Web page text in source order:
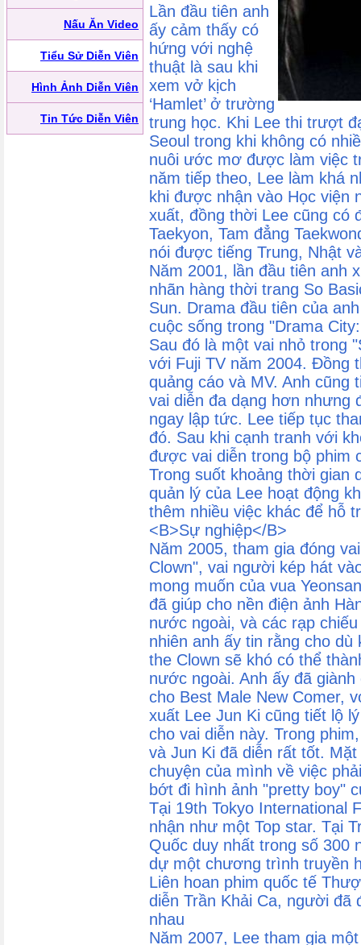
Nấu Ăn Video
Tiểu Sử Diễn Viên
Hình Ảnh Diễn Viên
Tin Tức Diễn Viên
Lần đầu tiên anh
ấy cảm thấy có
hứng với nghệ
thuật là sau khi
xem vở kịch
‘Hamlet’ ở trường
trung học. Khi Lee thi trượt
Seoul trong khi không có
nuôi ước mơ được làm việc
năm tiếp theo, Lee làm khá
khi được nhận vào Học viện
xuất, đồng thời Lee cũng có
Taekyon, Tam đẳng
nói được tiếng Trung, Nhật
Năm 2001, lần đầu tiên anh
nhãn hàng thời trang So
Sun. Drama đầu tiên của
cuộc sống trong "Drama
Sau đó là một vai nhỏ trong
với Fuji TV năm 2004. Đồng
quảng cáo và MV. Anh
vai diễn đa dạng hơn nhưng
ngay lập tức. Lee tiếp tục
đó. Sau khi cạnh tranh với
được vai diễn trong bộ phim
Trong suốt khoảng thời gian
quản lý của Lee hoạt động
thêm nhiều việc khác để hỗ
<B>Sự nghiệp</B>
Năm 2005, tham gia đóng
Clown", vai người kép hát
mong muốn của vua
đã giúp cho nền điện ảnh
nước ngoài, và các rạp
nhiên anh ấy tin rằng cho dù
the Clown sẽ khó có thể
nước ngoài. Anh ấy đã
cho Best Male New Comer,
xuất Lee Jun Ki cũng tiết lộ
cho vai diễn này. Trong
và Jun Ki đã diễn rất tốt.
chuyện của mình về việc
bớt đi hình ảnh "pretty boy"
Tại 19th Tokyo International
nhận như một Top star. Tại
Quốc duy nhất trong số 300
dự một chương trình truyền
Liên hoan phim quốc tế
diễn Trần Khải Ca, người
nhau
Năm 2007, Lee tham gia